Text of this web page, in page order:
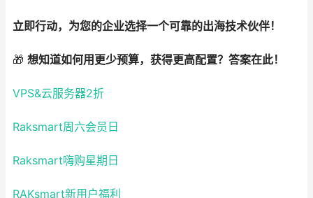
立即行动，为您的企业选择一个可靠的出海技术伙伴！
🎁 想知道如何用更少预算，获得更高配置？答案在此！
VPS&云服务器2折
Raksmart周六会员日
Raksmart嗨购星期日
RAKsmart新用户福利